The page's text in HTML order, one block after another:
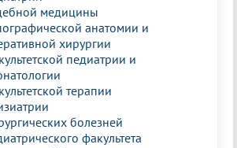
медицины
анатомии и
хирургии
педиатрии и
терапии
болезней
факультета